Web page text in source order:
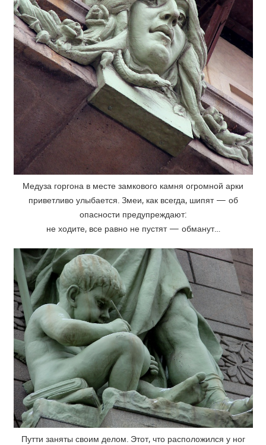
Медуза горгона в месте замкового камня огромной арки
приветливо улыбается. Змеи, как всегда, шипят — об
опасности предупреждают:
не ходите, все равно не пустят — обманут…
Путти заняты своим делом. Этот, что расположился у ног